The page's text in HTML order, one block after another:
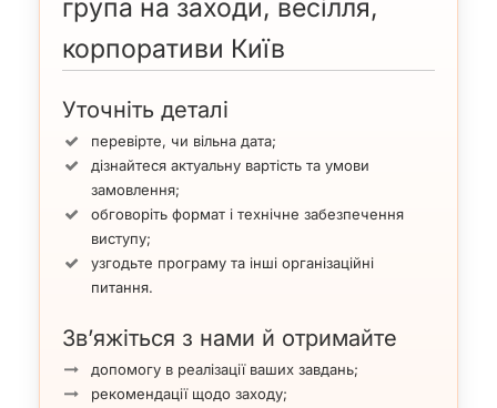
група на заходи, весілля,
корпоративи Київ
Уточніть деталі
перевірте, чи вільна дата;
дізнайтеся актуальну вартість та умови
замовлення;
обговоріть формат і технічне забезпечення
виступу;
узгодьте програму та інші організаційні
питання.
Зв’яжіться з нами й отримайте
допомогу в реалізації ваших завдань;
рекомендації щодо заходу;